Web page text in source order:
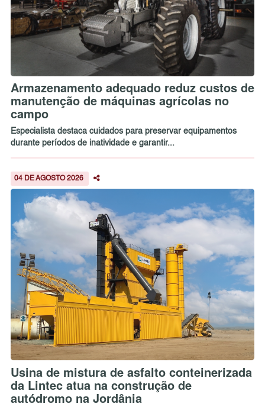
Armazenamento adequado reduz custos de
manutenção de máquinas agrícolas no
campo
Especialista destaca cuidados para preservar equipamentos
durante períodos de inatividade e garantir...
04 DE AGOSTO 2026
Usina de mistura de asfalto conteinerizada
da Lintec atua na construção de
autódromo na Jordânia